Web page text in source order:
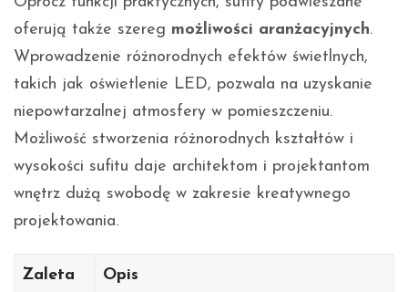
oferują także szereg możliwości aranżacyjnych.
Wprowadzenie różnorodnych efektów świetlnych,
takich jak oświetlenie LED, pozwala na uzyskanie
niepowtarzalnej atmosfery w pomieszczeniu.
Możliwość stworzenia różnorodnych kształtów i
wysokości sufitu daje architektom i projektantom
wnętrz dużą swobodę w zakresie kreatywnego
projektowania.
Zaleta Opis